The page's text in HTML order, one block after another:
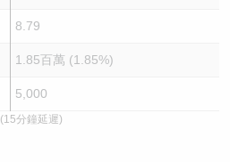
8.79
1.85百萬 (1.85%)
5,000
(15分鐘延遲)